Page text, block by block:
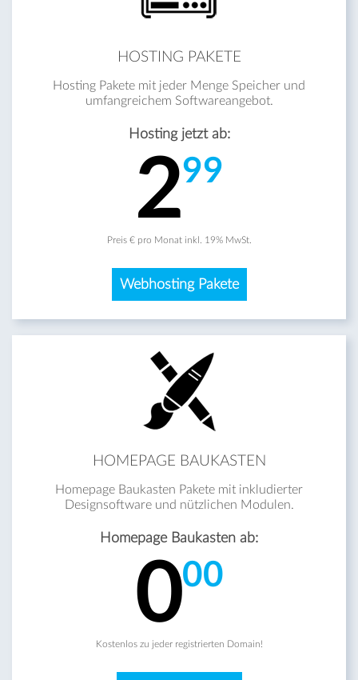
HOSTING PAKETE
Hosting Pakete mit jeder Menge Speicher und
umfangreichem Softwareangebot.
Hosting jetzt ab:
299
Preis € pro Monat inkl. 19% MwSt.
Webhosting Pakete
HOMEPAGE BAUKASTEN
Homepage Baukasten Pakete mit inkludierter
Designsoftware und nützlichen Modulen.
Homepage Baukasten ab:
000
Kostenlos zu jeder registrierten Domain!